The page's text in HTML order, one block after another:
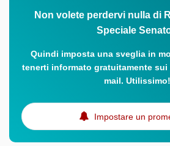
Non volete perdervi nulla di
Speciale
Quindi imposta una sveglia in
tenerti informato gratuitamente
mail. Utilissimo!
Impostare un